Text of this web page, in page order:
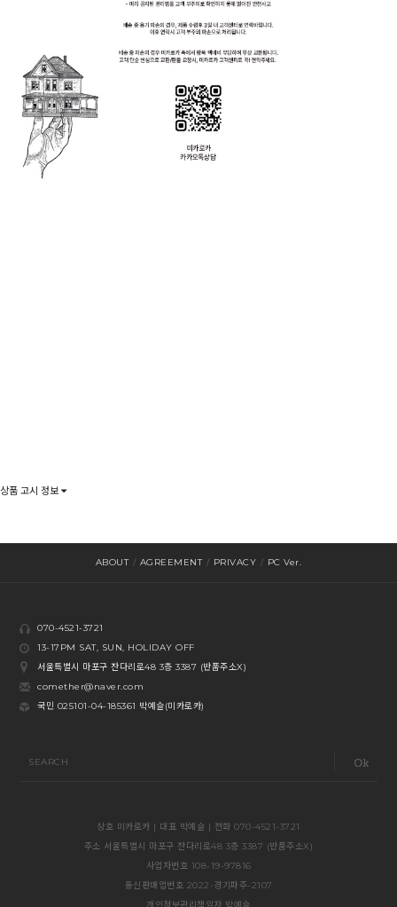
상품 고시 정보
ABOUT / AGREEMENT / PRIVACY / PC Ver.
070-4521-3721
13-17PM SAT, SUN, HOLIDAY OFF
서울특별시 마포구 잔다리로48 3층 3387 (반품주소X)
comether@naver.com
국민 025101-04-185361 박예슬(미카로카)
SEARCH
상호 미카로카 | 대표 박예슬 | 전화 070-4521-3721
주소 서울특별시 마포구 잔다리로48 3층 3387 (반품주소X)
사업자번호 108-19-97816
통신판매업번호 2022-경기파주-2107